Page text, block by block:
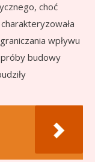
choć
wpływu
budowy